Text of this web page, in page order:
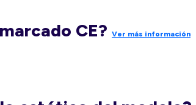
CE? Ver más información